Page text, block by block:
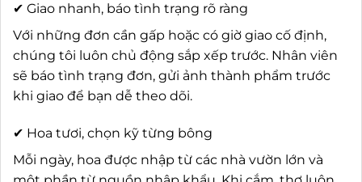
✔ Giao nhanh, báo tình trạng rõ ràng
Với những đơn cần gấp hoặc có giờ giao cố định,
chúng tôi luôn chủ động sắp xếp trước. Nhân viên
sẽ báo tình trạng đơn, gửi ảnh thành phẩm trước
khi giao để bạn dễ theo dõi.
✔ Hoa tươi, chọn kỹ từng bông
Mỗi ngày, hoa được nhập từ các nhà vườn lớn và